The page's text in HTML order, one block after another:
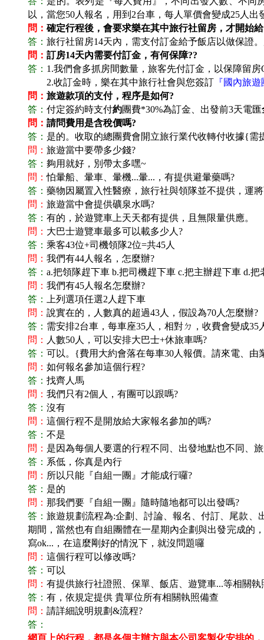
以，當您50人報名，用到2台車，每人單價會變成25人出
問： 確定行程後，會要求樂在其中旅行社留房，才開始
答： 旅行社留房14天內，需支付訂金給予飯店以做保證
問： 訂房14天內需要付訂金，有何保障??
答： 1.我們會多抓房間數量，旅客先付訂金，以保障留
2.收訂金時，樂在其中旅行社會與您簽訂 『國內旅
問： 旅遊款項的支付，程序是如何?
答： 付定簽約時支付約團費*30%為訂金、出發前3天電匯
問： 請問費用是含稅價嗎?
答： 是的。收取的總團費會開立旅行業代收轉付收據{
問： 旅遊當中要帶多少錢?
答： 夠用就好，別帶太多嘿~
問：怕暈船、暈車、暈機...暈...，有提供避暈藥嗎?
答： 藥物因屬置入性醫療，旅行社與領隊並不提供，運
問： 旅遊當中會提供礦泉水嗎?
答： 有的，於遊覽車上天天都有提供，且無限量供應。
問： 大巴士遊覽車最多可以載多少人?
答： 乘客43位+司機領隊2位=共45人
問： 我們有44人報名，怎麼辦?
答： a.把領隊趕下車 b.把司機趕下車 c.把主辦趕下車 d.
問： 我們有45人報名怎麼辦?
答：
上列選項任選2人趕下車
問： 說實在的，人數真的超過43人，假設為70人怎麼辦?
答： 需安排2台車，每車座35人，相對ㄉ，收費會變成
問： 人數50人，可以安排大巴士+休旅車嗎?
答： 可以。{費用大約會落在每車30人報價。請來電、由
問： 如何報名參加這個行程?
答： 找齊人馬
問： 我們只有2個人，有團可以跟嗎?
答： 沒有
問： 這個行程不是開放給大家報名參加的嗎?
答： 不是
問： 是因為每個人要選的行程不同、出發地點也不同、
答： 系低，你真是內行
問： 所以只能『自組一團』才能成行囉?
答： 是的
問： 那我們要『自組一團』隨時隨地都可以出發嗎?
答：旅遊規劃流程為:企劃、討論、報名、付訂、尾款
期間，當然也有自組團體在一星期內企劃與出發完成的
寫ok...，在這麼剛好的情況下，就沒問題囉
問： 這個行程可以修改嗎?
答： 可以
問： 有提供旅行社證照、保單、飯店、遊覽車...等相關
答： 有，依規定提供 貴單位所有相關執照備查
問： 請詳細說明規劃&流程?
答：
網頁上的行程，都是各個主辦方與本公司客製化安排的，